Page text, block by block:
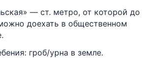
— ст. метро, от которой до
доехать в общественном
гроб/урна в земле.